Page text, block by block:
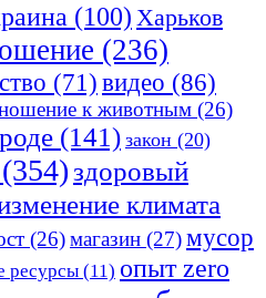
(100) Харьков
(236)
(71) видео (86)
к животным (26)
(141) закон (20)
(354)здоровый
климата
(26)магазин (27)мусор
ресурсы (11) опыт zero